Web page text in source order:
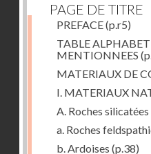
PAGE DE TITRE
PREFACE(p.r5)
TABLE
MENTIONNEES
MATERIAUX DE
I. MATERIAUX
A. Roches silicatées
a. Roches
b. Ardoises (p.38)